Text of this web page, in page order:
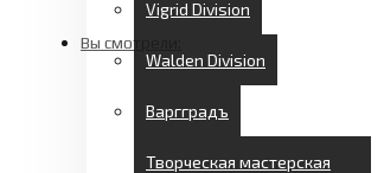
Vigrid Division
Walden Division
Варгградъ
Творческая мастерская
Вы смотрели: